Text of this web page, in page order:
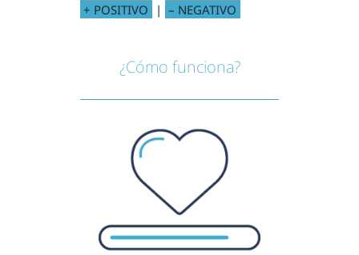
+ POSITIVO
| – NEGATIVO
¿Cómo funciona?